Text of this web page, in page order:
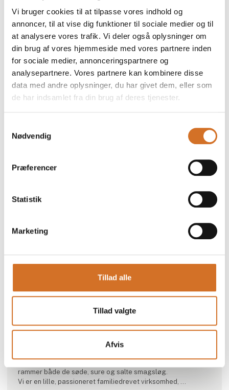
Vi bruger cookies til at tilpasse vores indhold og
annoncer, til at vise dig funktioner til sociale medier og til
at analysere vores trafik. Vi deler også oplysninger om
din brug af vores hjemmeside med vores partnere inden
for sociale medier, annonceringspartnere og
analysepartnere. Vores partnere kan kombinere disse
data med andre oplysninger, du har givet dem, eller som
de har indsamlet fra din brug af deres tjenester.
Nødvendig
Præferencer
Statistik
Marketing
Tillad alle
Tillad valgte
Afvis
Foodexpo
Produktet er medbragt på messen
Dette produkt kan opleves på udstillerens stand på messen
Produktet er tilføjet af:
Lidt om Reinholds Snapser.
Hele ideén om at skabe en snaps uden den traditionelle
smag af snaps tog sin begyndelse for 25 år siden.
Det startede med en flaske snaps og en bakke
overskydende jordbær en varm sommeraften.
hvilket i dag har resulteret i syv unikke snapse-shots, der
rammer både de søde, sure og salte smagsløg.
Vi er en lille, passioneret familiedrevet virksomhed,